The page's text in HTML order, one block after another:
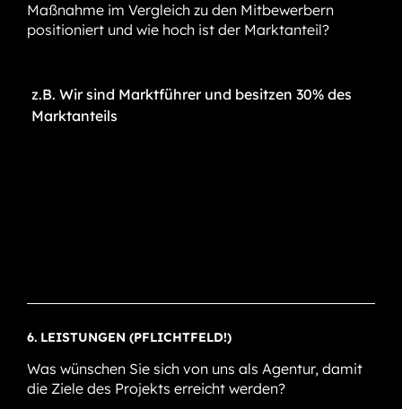
Maßnahme im Vergleich zu den Mitbewerbern
positioniert und wie hoch ist der Marktanteil?
6. LEISTUNGEN (PFLICHTFELD!)
Was wünschen Sie sich von uns als Agentur, damit
die Ziele des Projekts erreicht werden?